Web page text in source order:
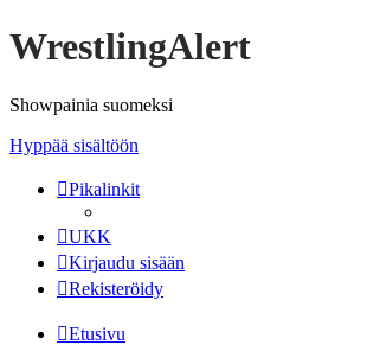
WrestlingAlert
Showpainia suomeksi
Hyppää sisältöön
Pikalinkit
UKK
Kirjaudu sisään
Rekisteröidy
Etusivu